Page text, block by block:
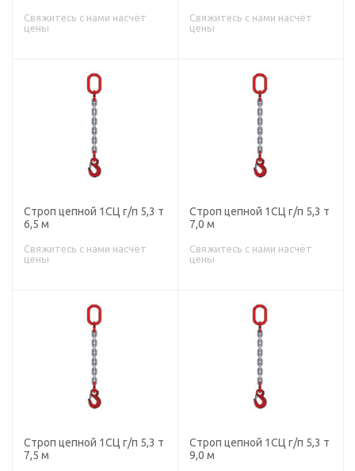
Свяжитесь с нами насчёт
цены
Свяжитесь с нами насчёт
цены
Строп цепной 1СЦ г/п 5,3 т
6,5 м
Свяжитесь с нами насчёт
цены
Строп цепной 1СЦ г/п 5,3 т
7,0 м
Свяжитесь с нами насчёт
цены
Строп цепной 1СЦ г/п 5,3 т
7,5 м
Строп цепной 1СЦ г/п 5,3 т
9,0 м